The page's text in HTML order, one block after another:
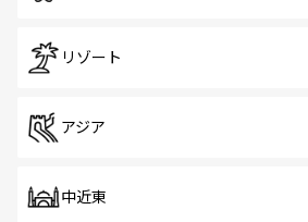
リゾート
アジア
中近東